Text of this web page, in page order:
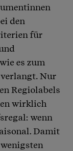
den
für
es zum
Nur
Regiolabels
wirklich
wenn
Damit